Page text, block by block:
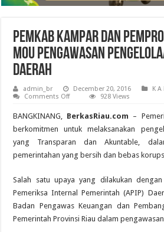
Pemkab Kampar dan
MoU Pengawasan
Daerah
admin_br December 20, 2016
K A
Comments Offon
Kampar
dan
Pemprov
Riau
Teken
Pengawasan
Daerah
928 Views
BANGKINANG, BerkasRiau.com –
berkomitmen untuk melaksanakan
yang Transparan dan Akuntable,
pemerintahan yang bersih dan bebas
Salah satu upaya yang dilakukan
Pemeriksa Internal Pemerintah (APIP)
Badan Pengawas Keuangan dan
Pemerintah Provinsi Riau dalam